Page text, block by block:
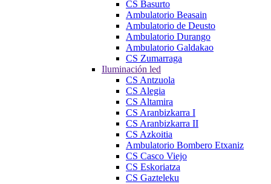
CS Basurto
Ambulatorio Beasain
Ambulatorio de Deusto
Ambulatorio Durango
Ambulatorio Galdakao
CS Zumarraga
Iluminación led
CS Antzuola
CS Alegia
CS Altamira
CS Aranbizkarra I
CS Aranbizkarra II
CS Azkoitia
Ambulatorio Bombero Etxaniz
CS Casco Viejo
CS Eskoriatza
CS Gazteleku